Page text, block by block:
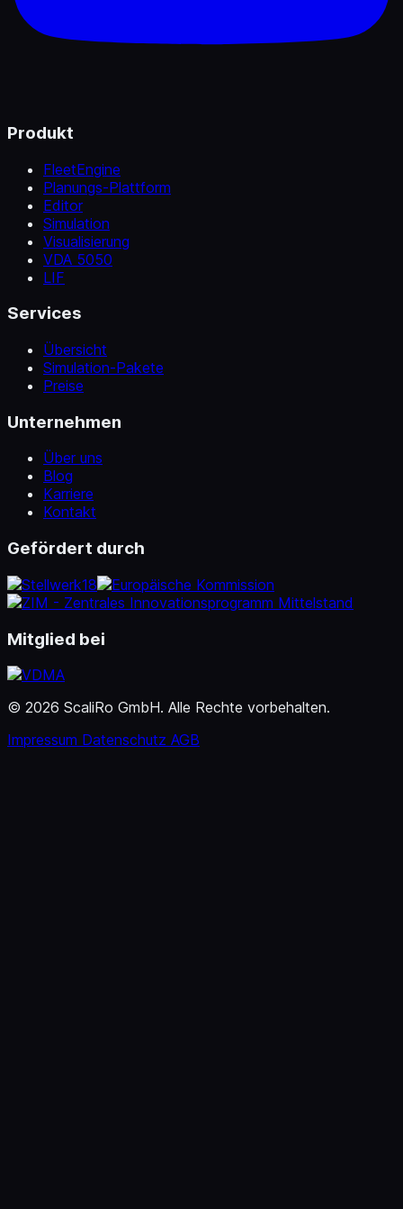
Produkt
FleetEngine
Planungs-Plattform
Editor
Simulation
Visualisierung
VDA 5050
LIF
Services
Übersicht
Simulation-Pakete
Preise
Unternehmen
Über uns
Blog
Karriere
Kontakt
Gefördert durch
Mitglied bei
© 2026 ScaliRo GmbH. Alle Rechte vorbehalten.
Impressum Datenschutz AGB